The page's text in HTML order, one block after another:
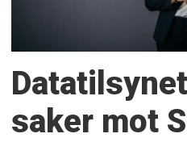
saker mot